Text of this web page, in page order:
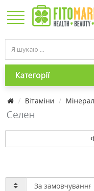
Категорії
Вітаміни
Селен